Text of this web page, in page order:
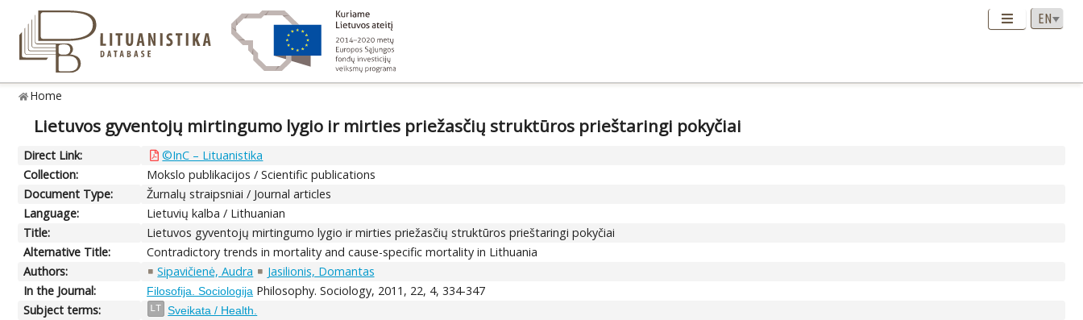
Home
Lietuvos gyventojų mirtingumo lygio ir mirties priežasčių struktūros prieštaringi pokyčiai
Direct Link:
©InC – Lituanistika
Collection:
Mokslo publikacijos / Scientific publications
Document Type:
Žurnalų straipsniai / Journal articles
Language:
Lietuvių kalba / Lithuanian
Title:
Lietuvos gyventojų mirtingumo lygio ir mirties priežasčių struktūros prieštaringi pokyčiai
Alternative Title:
Contradictory trends in mortality and cause-specific mortality in Lithuania
Authors:
Sipavičienė, Audra
Jasilionis, Domantas
In the Journal:
Filosofija. Sociologija Philosophy. Sociology, 2011, 22, 4, 334-347
Subject terms:
LT Sveikata / Health.